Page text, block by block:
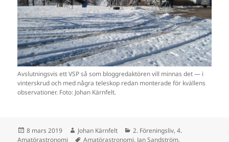
Avslutningsvis ett VSP så som bloggredaktören vill minnas det — i
vinterskrud och med några teleskop redan monterade för kvällens
observationer. Foto: Johan Kärnfelt.
Postat
8 mars 2019 Författare
Johan Kärnfelt Kategorier
2. Föreningsliv,4.
Amatörastronomi
Taggar
Amatörastronomi, Jan Sandström,